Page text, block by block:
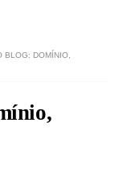
BLOG: DOMÍNIO,